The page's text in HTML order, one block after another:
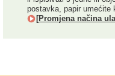
postavka, papir umećite
[Promjena načina